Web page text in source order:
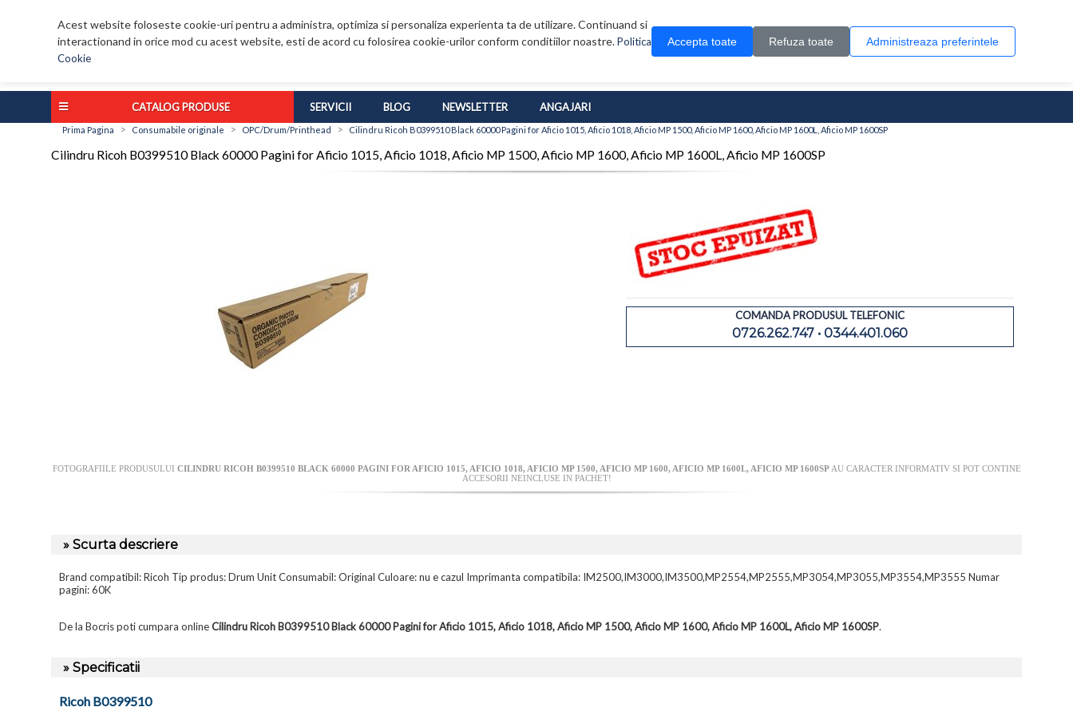
Acest website foloseste cookie-uri pentru a administra, optimiza si personaliza experienta ta de utilizare. Continuand si
interactionand in orice mod cu acest website, esti de acord cu folosirea cookie-urilor conform conditiilor noastre.Politica
Cookie
Accepta toate Refuza toate Administreaza preferintele
0 produs(e)
CATALOG PRODUSE SERVICII BLOG NEWSLETTER ANGAJARI
Prima Pagina > Consumabile originale > OPC/Drum/Printhead > Cilindru Ricoh B0399510 Black 60000 Pagini for Aficio 1015, Aficio 1018, Aficio MP 1500, Aficio MP 1600, Aficio MP 1600L, Aficio MP 1600SP
Cilindru Ricoh B0399510 Black 60000 Pagini for Aficio 1015, Aficio 1018, Aficio MP 1500, Aficio MP 1600, Aficio MP 1600L, Aficio MP 1600SP
COMANDA PRODUSUL TELEFONIC
0726.262.747 • 0344.401.060
FOTOGRAFIILE PRODUSULUI CILINDRU RICOH B0399510 BLACK 60000 PAGINI FOR AFICIO 1015, AFICIO 1018, AFICIO MP 1500, AFICIO MP 1600, AFICIO MP 1600L, AFICIO MP 1600SPAU CARACTER INFORMATIV SI POT CONTINE
ACCESORII NEINCLUSE IN PACHET!
» Scurta descriere
Brand compatibil: Ricoh Tip produs: Drum Unit Consumabil: Original Culoare: nu e cazul Imprimanta compatibila: IM2500,IM3000,IM3500,MP2554,MP2555,MP3054,MP3055,MP3554,MP3555 Numar
pagini: 60K
De la Bocris poti cumpara onlineCilindru Ricoh B0399510 Black 60000 Pagini for Aficio 1015, Aficio 1018, Aficio MP 1500, Aficio MP 1600, Aficio MP 1600L, Aficio MP 1600SP.
» Specificatii
Ricoh B0399510